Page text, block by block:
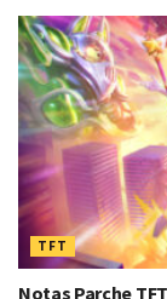
TFT
Notas Parche